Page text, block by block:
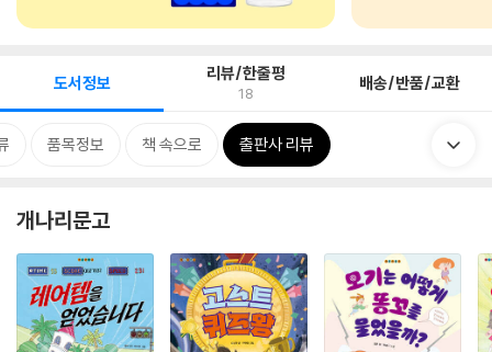
도서정보 리뷰/한줄평
18 배송/반품/교환
품목정보 책 속으로 출판사 리뷰
개나리문고